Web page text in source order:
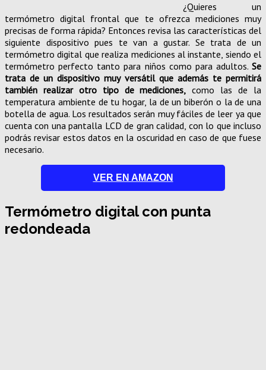
¿Quieres un
termómetro digital frontal que te ofrezca mediciones muy
precisas de forma rápida? Entonces revisa las características del
siguiente dispositivo pues te van a gustar. Se trata de un
termómetro digital que realiza mediciones al instante, siendo el
termómetro perfecto tanto para niños como para adultos. Se
trata de un dispositivo muy versátil que además te permitirá
también realizar otro tipo de mediciones, como las de la
temperatura ambiente de tu hogar, la de un biberón o la de una
botella de agua. Los resultados serán muy fáciles de leer ya que
cuenta con una pantalla LCD de gran calidad, con lo que incluso
podrás revisar estos datos en la oscuridad en caso de que fuese
necesario.
VER EN AMAZON
Termómetro digital con punta
redondeada